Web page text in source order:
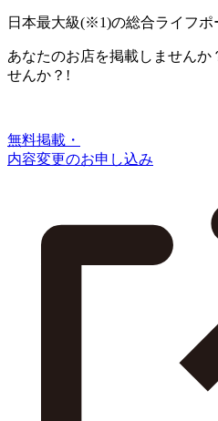
日本最大級(※1)の総合ライフポ
あなたのお店を掲載しませんか
せんか？!
無料掲載・
内容変更のお申し込み